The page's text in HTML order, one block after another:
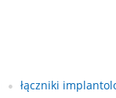
łączniki